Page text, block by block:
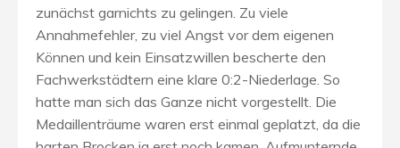
zunächst garnichts zu gelingen. Zu viele
Annahmefehler, zu viel Angst vor dem eigenen
Können und kein Einsatzwillen bescherte den
Fachwerkstädtern eine klare 0:2-Niederlage. So
hatte man sich das Ganze nicht vorgestellt. Die
Medaillenträume waren erst einmal geplatzt, da die